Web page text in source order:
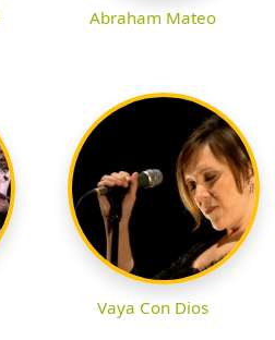
Abraham Mateo
Vaya Con Dios